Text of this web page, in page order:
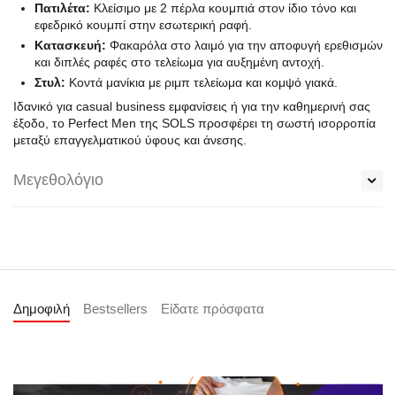
Πατιλέτα: Κλείσιμο με 2 πέρλα κουμπιά στον ίδιο τόνο και
εφεδρικό κουμπί στην εσωτερική ραφή.
Κατασκευή: Φακαρόλα στο λαιμό για την αποφυγή ερεθισμών
και διπλές ραφές στο τελείωμα για αυξημένη αντοχή.
Στυλ: Κοντά μανίκια με ριμπ τελείωμα και κομψό γιακά.
Ιδανικό για casual business εμφανίσεις ή για την καθημερινή σας
έξοδο, το Perfect Men της SOLS προσφέρει τη σωστή ισορροπία
μεταξύ επαγγελματικού ύφους και άνεσης.
Μεγεθολόγιο
Δημοφιλή Bestsellers Είδατε πρόσφατα